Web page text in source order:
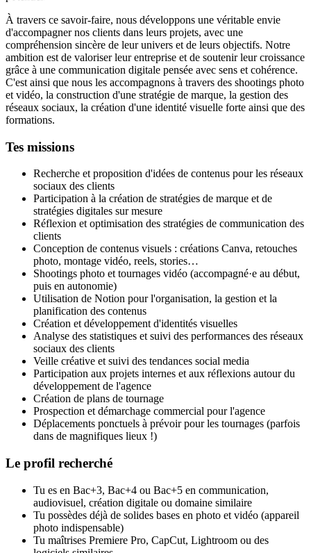
À travers ce savoir-faire, nous développons une véritable envie
d'accompagner nos clients dans leurs projets, avec une
compréhension sincère de leur univers et de leurs objectifs. Notre
ambition est de valoriser leur entreprise et de soutenir leur croissance
grâce à une communication digitale pensée avec sens et cohérence.
C'est ainsi que nous les accompagnons à travers des shootings photo
et vidéo, la construction d'une stratégie de marque, la gestion des
réseaux sociaux, la création d'une identité visuelle forte ainsi que des
formations.
Tes missions
Recherche et proposition d'idées de contenus pour les réseaux
sociaux des clients
Participation à la création de stratégies de marque et de
stratégies digitales sur mesure
Réflexion et optimisation des stratégies de communication des
clients
Conception de contenus visuels : créations Canva, retouches
photo, montage vidéo, reels, stories…
Shootings photo et tournages vidéo (accompagné·e au début,
puis en autonomie)
Utilisation de Notion pour l'organisation, la gestion et la
planification des contenus
Création et développement d'identités visuelles
Analyse des statistiques et suivi des performances des réseaux
sociaux des clients
Veille créative et suivi des tendances social media
Participation aux projets internes et aux réflexions autour du
développement de l'agence
Création de plans de tournage
Prospection et démarchage commercial pour l'agence
Déplacements ponctuels à prévoir pour les tournages (parfois
dans de magnifiques lieux !)
Le profil recherché
Tu es en Bac+3, Bac+4 ou Bac+5 en communication,
audiovisuel, création digitale ou domaine similaire
Tu possèdes déjà de solides bases en photo et vidéo (appareil
photo indispensable)
Tu maîtrises Premiere Pro, CapCut, Lightroom ou des